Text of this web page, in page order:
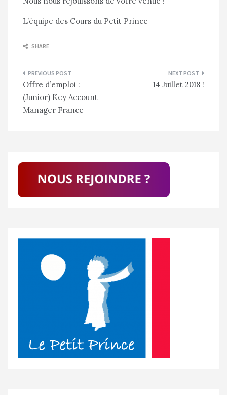
L’équipe des Cours du Petit Prince
SHARE
Navigation
de
l’article
Offre d’emploi :
(Junior) Key Account
Manager France
14 Juillet 2018 !